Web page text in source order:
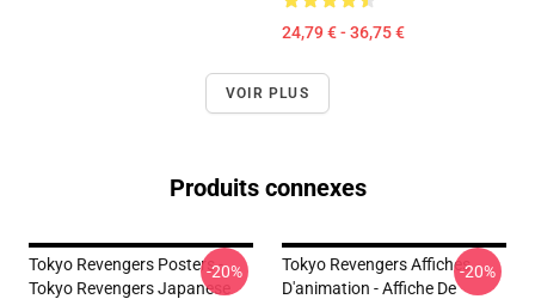
24,79 € - 36,75 €
VOIR PLUS
Produits connexes
Tokyo Revengers Posters -
Tokyo Revengers Japanese
-20%
Tokyo Revengers Affiches
D'animation - Affiche De
-20%